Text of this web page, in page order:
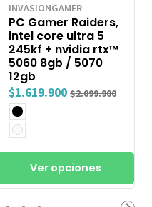
INVASIONGAMER
PC Gamer Raiders,
intel core ultra 5
245kf + nvidia rtx™
5060 8gb / 5070
12gb
$1.619.900 $2.099.900
Ver opciones